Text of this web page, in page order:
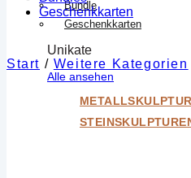
Bundle
Geschenkkarten
Unikate
Alle ansehen
Geschenkkarten
Start / Weitere Kategorien